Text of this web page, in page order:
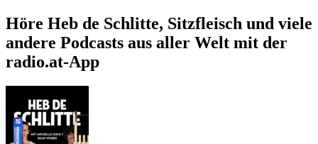
Höre Heb de Schlitte, Sitzfleisch und viele
andere Podcasts aus aller Welt mit der
radio.at-App